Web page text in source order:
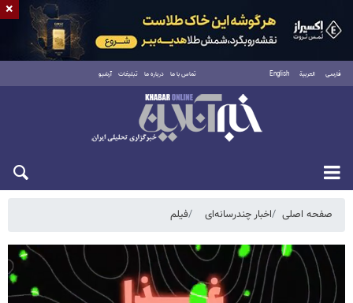
فارسی العربية English تماس با ما درباره ما تبلیغات آرشیو
جمعه ۱۶ مرداد ۱۴۰۵
صفحه اصلی اخبار چندرسانه‌ای فیلم
×